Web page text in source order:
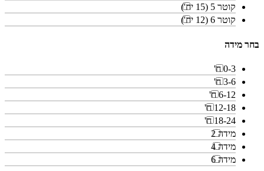
קוטר 5 (15 יח')
קוטר 6 (12 יח')
בחר מידה
0-3 ח'
3-6 ח'
6-12 ח'
12-18 ח'
18-24 ח'
מידה 2
מידה 4
מידה 6